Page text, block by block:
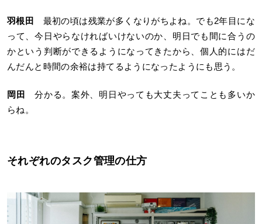
羽根田
最初の頃は残業が多くなりがちよね。でも2年目にな
って、今日やらなければいけないのか、明日でも間に合うの
かという判断ができるようになってきたから、個人的にはだ
んだんと時間の余裕は持てるようになったようにも思う。
岡田
分かる。案外、明日やっても大丈夫ってことも多いか
らね。
それぞれのタスク管理の仕方